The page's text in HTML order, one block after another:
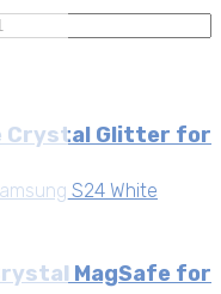
Crystal Glitter for...
MagSafe for...